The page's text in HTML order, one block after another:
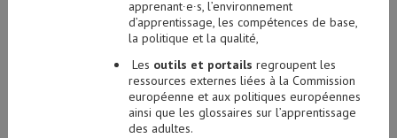
apprenant∙e∙s, l’environnement
d’apprentissage, les compétences de base,
la politique et la qualité,
Les outils et portails regroupent les
ressources externes liées à la Commission
européenne et aux politiques européennes
ainsi que les glossaires sur l’apprentissage
des adultes.